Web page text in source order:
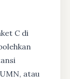
C di
atau